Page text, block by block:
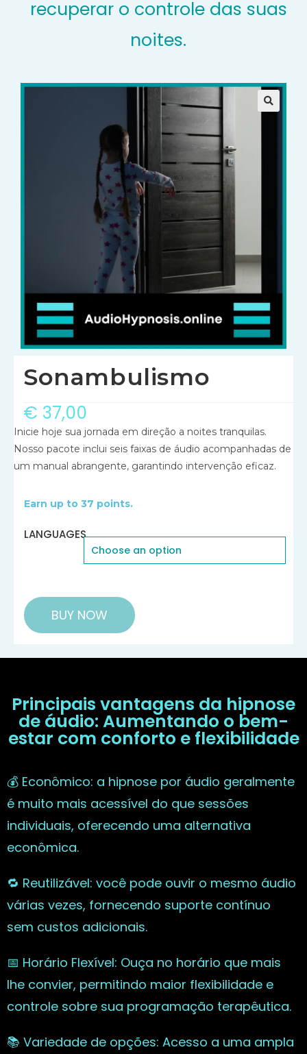
recuperar o controle das suas
noites.
Sonambulismo
€ 37,00
Inicie hoje sua jornada em direção a noites tranquilas.
Nosso pacote inclui seis faixas de áudio acompanhadas de
um manual abrangente, garantindo intervenção eficaz.
Earn up to 37 points.
LANGUAGES
BUY NOW
Principais vantagens da hipnose
de áudio: Aumentando o bem-
estar com conforto e flexibilidade
💰 Econômico: a hipnose por áudio geralmente
é muito mais acessível do que sessões
individuais, oferecendo uma alternativa
econômica.
🔁 Reutilizável: você pode ouvir o mesmo áudio
várias vezes, fornecendo suporte contínuo
sem custos adicionais.
📅 Horário Flexível: Ouça no horário que mais
lhe convier, permitindo maior flexibilidade e
controle sobre sua programação terapêutica.
📚 Variedade de opções: Acesso a uma ampla